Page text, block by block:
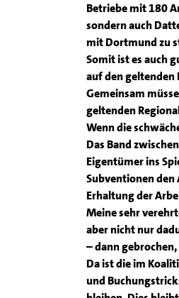
Betriebe mit 180
sondern auch
mit Dortmund zu
Somit ist es auch
auf den geltenden
Gemeinsam
geltenden
Wenn die
Das Band
Eigentümer ins
Subventionen den
Erhaltung der
Meine sehr
aber nicht nur
– dann
Da ist die im
und